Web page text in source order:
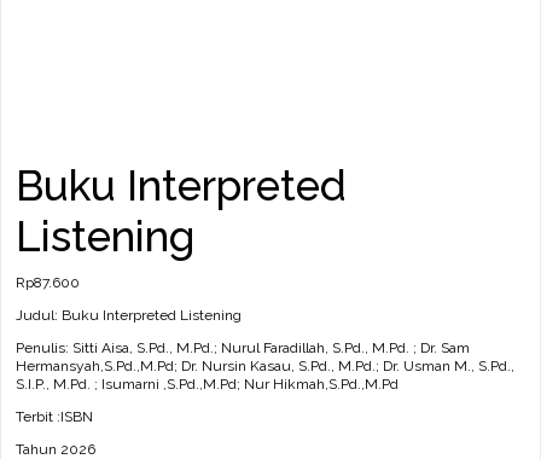
Buku Interpreted
Listening
Rp87.600
Judul: Buku Interpreted Listening
Penulis: Sitti Aisa, S.Pd., M.Pd.; Nurul Faradillah, S.Pd., M.Pd. ; Dr. Sam
Hermansyah,S.Pd.,M.Pd; Dr. Nursin Kasau, S.Pd., M.Pd.; Dr. Usman M., S.Pd.,
S.I.P., M.Pd. ; Isumarni ,S.Pd.,M.Pd; Nur Hikmah,S.Pd.,M.Pd
Terbit :ISBN
Tahun 2026